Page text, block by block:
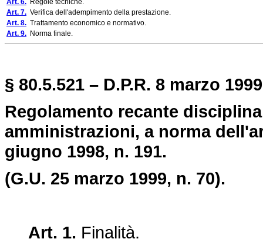
Art. 6. Regole tecniche.
Art. 7. Verifica dell'adempimento della prestazione.
Art. 8. Trattamento economico e normativo.
Art. 9. Norma finale.
§ 80.5.521 – D.P.R. 8 marzo
Regolamento recante
amministrazioni, a norma
giugno 1998, n. 191.
(G.U. 25 marzo 1999, n. 70).
Art. 1. Finalità.